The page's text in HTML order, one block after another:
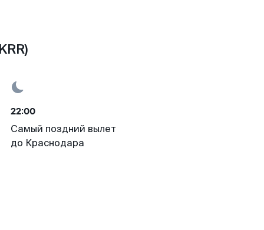
22:00
Самый поздний вылет
до Краснодара